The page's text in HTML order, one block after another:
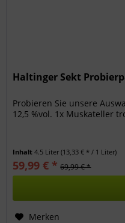
Haltinger Sekt
Probieren Sie unsere
12,5 %vol. 1x Muskateller
Inhalt4.5 Liter(13,33 € * / 1 Liter)
59,99 € * 69,99 € *
Merken